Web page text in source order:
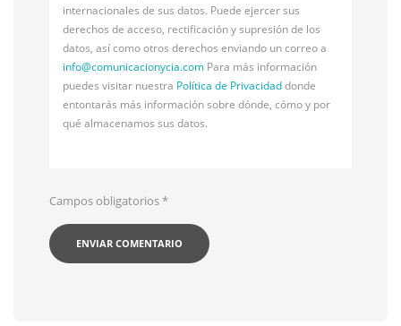
internacionales de sus datos. Puede ejercer sus
derechos de acceso, rectificación y supresión de los
datos, así como otros derechos enviando un correo a
info@comunicacionycia.com Para más información
puedes visitar nuestra Política de Privacidaddonde
entontarás más información sobre dónde, cómo y por
qué almacenamos sus datos.
Campos obligatorios*